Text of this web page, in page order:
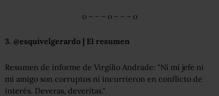
o – – – o – – – o
3. @esquivelgerardo | El resumen
Resumen de informe de Virgilio Andrade: "Ni mi jefe ni
mi amigo son corruptos ni incurrieron en conflicto de
interés. Deveras, deveritas."